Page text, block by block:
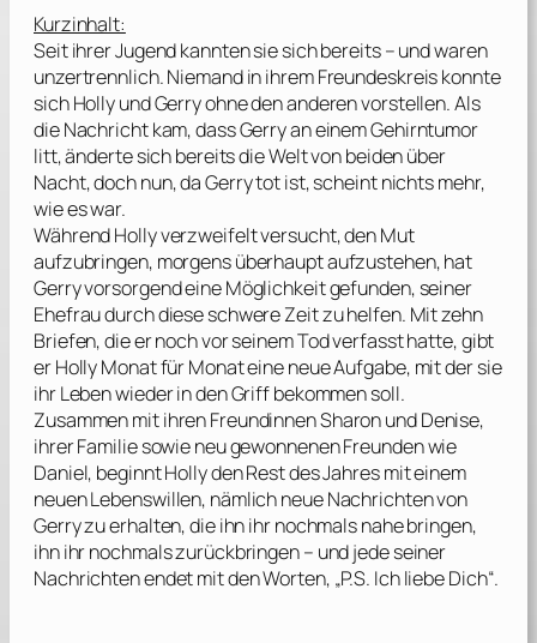
Kurzinhalt:
Seit ihrer Jugend kannten sie sich bereits – und waren
unzertrennlich. Niemand in ihrem Freundeskreis konnte
sich Holly und Gerry ohne den anderen vorstellen. Als
die Nachricht kam, dass Gerry an einem Gehirntumor
litt, änderte sich bereits die Welt von beiden über
Nacht, doch nun, da Gerry tot ist, scheint nichts mehr,
wie es war.
Während Holly verzweifelt versucht, den Mut
aufzubringen, morgens überhaupt aufzustehen, hat
Gerry vorsorgend eine Möglichkeit gefunden, seiner
Ehefrau durch diese schwere Zeit zu helfen. Mit zehn
Briefen, die er noch vor seinem Tod verfasst hatte, gibt
er Holly Monat für Monat eine neue Aufgabe, mit der sie
ihr Leben wieder in den Griff bekommen soll.
Zusammen mit ihren Freundinnen Sharon und Denise,
ihrer Familie sowie neu gewonnenen Freunden wie
Daniel, beginnt Holly den Rest des Jahres mit einem
neuen Lebenswillen, nämlich neue Nachrichten von
Gerry zu erhalten, die ihn ihr nochmals nahe bringen,
ihn ihr nochmals zurückbringen – und jede seiner
Nachrichten endet mit den Worten, „P.S. Ich liebe Dich“.